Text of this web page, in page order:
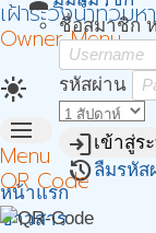
เฝ้าระวังน้ำท่ว
Owner Menu
light_mode
ชื่อสมาชิก
รหัสผ่าน
loginเข้าสู่ร
restoreลืมรหัส
menu
Menu
หน้าแรก
ข่าวสาร
QR Code